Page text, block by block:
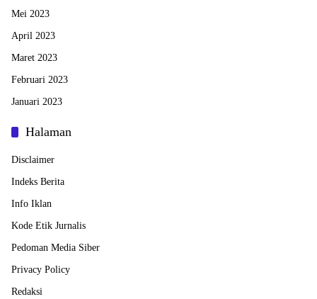
Mei 2023
April 2023
Maret 2023
Februari 2023
Januari 2023
Halaman
Disclaimer
Indeks Berita
Info Iklan
Kode Etik Jurnalis
Pedoman Media Siber
Privacy Policy
Redaksi